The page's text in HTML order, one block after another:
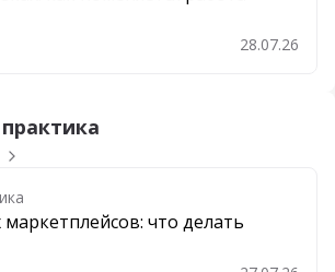
28.07.26
маркетплейсов: что делать